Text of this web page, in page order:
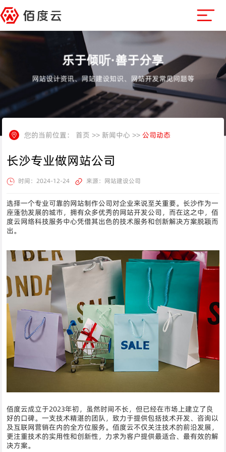
乐于倾听·善于分享
网站设计资讯、网站建设知识、网站开发常见问题等
您的当前位置： 首页 >> 新闻中心 >>公司动态
长沙专业做网站公司
时间：2024-12-24 来源：网站建设公司
选择一个专业可靠的网站制作公司对企业来说至关重要。长沙作为一
座蓬勃发展的城市，拥有众多优秀的网站开发公司，而在这之中，佰
度云网络科技服务中心凭借其出色的技术服务和创新解决方案脱颖而
出。
佰度云成立于2023年初，虽然时间不长，但已经在市场上建立了良
好的口碑。一支技术精湛的团队，致力于提供包括技术开发、咨询以
及互联网营销在内的全方位服务。佰度云不仅关注技术的前沿发展，
更注重技术的实用性和创新性，力求为客户提供最适合、最有效的解
决方案。